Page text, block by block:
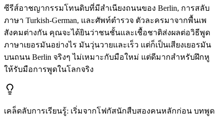
ซีรีส์อาชญากรรมโทนดิบที่มีสำเนียงถนนของ Berlin, การสลับ
ภาษา Turkish-German, และศัพท์ตำรวจ ตัวละครมาจากพื้นเพ
สังคมต่างกัน คุณจะได้ยินว่าชนชั้นและเชื้อชาติส่งผลต่อวิธีพูด
ภาษาเยอรมันอย่างไร มันวุ่นวายและเร็ว แต่ก็เป็นเสียงเยอรมัน
บนถนน Berlin จริงๆ ไม่เหมาะกับมือใหม่ แต่ดีมากสำหรับฝึกหู
ให้รับมือการพูดในโลกจริง
เคล็ดลับการเรียนรู้: เริ่มจากโฟกัสนักสืบสองคนหลักก่อน บทพูด